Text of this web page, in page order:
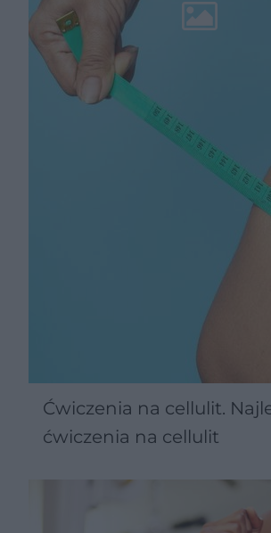
Ćwiczenia na cellulit.
ćwiczenia na cellulit